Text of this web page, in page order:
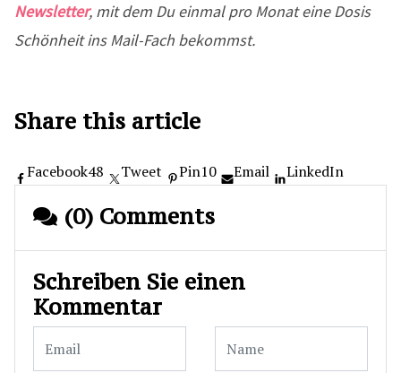
Newsletter, mit dem Du einmal pro Monat eine Dosis
Schönheit ins Mail-Fach bekommst.
Share this article
Facebook48 Tweet Pin10 Email LinkedIn
(0) Comments
Schreiben Sie einen
Kommentar